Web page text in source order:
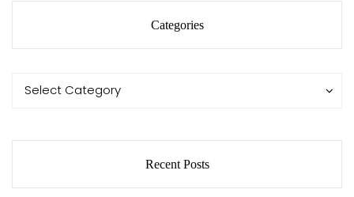
Categories
Categories
Select Category
Categories
Recent Posts